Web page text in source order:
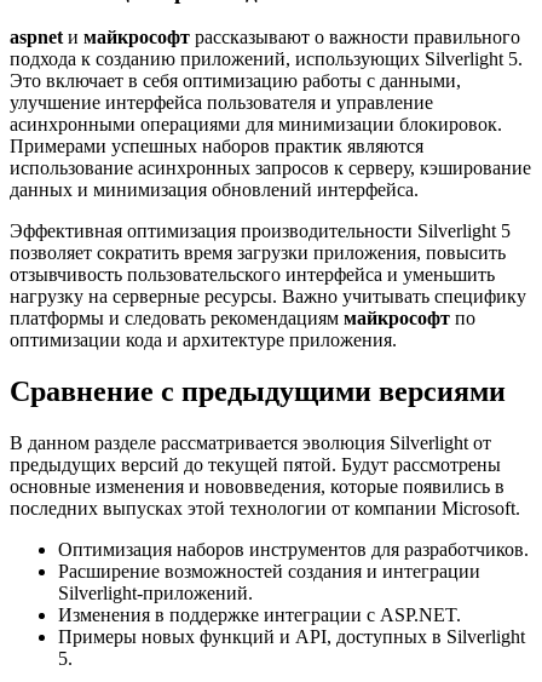
aspnet и майкрософт рассказывают о важности правильного
подхода к созданию приложений, использующих Silverlight 5.
Это включает в себя оптимизацию работы с данными,
улучшение интерфейса пользователя и управление
асинхронными операциями для минимизации блокировок.
Примерами успешных наборов практик являются
использование асинхронных запросов к серверу, кэширование
данных и минимизация обновлений интерфейса.
Эффективная оптимизация производительности Silverlight 5
позволяет сократить время загрузки приложения, повысить
отзывчивость пользовательского интерфейса и уменьшить
нагрузку на серверные ресурсы. Важно учитывать специфику
платформы и следовать рекомендациям майкрософт по
оптимизации кода и архитектуре приложения.
Сравнение с предыдущими версиями
В данном разделе рассматривается эволюция Silverlight от
предыдущих версий до текущей пятой. Будут рассмотрены
основные изменения и нововведения, которые появились в
последних выпусках этой технологии от компании Microsoft.
Оптимизация наборов инструментов для разработчиков.
Расширение возможностей создания и интеграции
Silverlight-приложений.
Изменения в поддержке интеграции с ASP.NET.
Примеры новых функций и API, доступных в Silverlight
5.